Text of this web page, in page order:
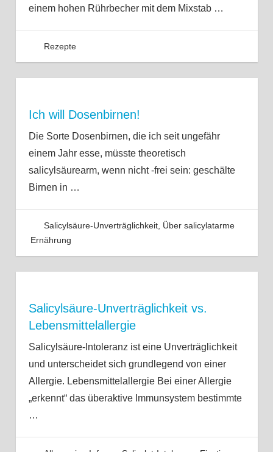
einem hohen Rührbecher mit dem Mixstab …
Rezepte
Ich will Dosenbirnen!
Die Sorte Dosenbirnen, die ich seit ungefähr
einem Jahr esse, müsste theoretisch
salicylsäurearm, wenn nicht -frei sein: geschälte
Birnen in …
Salicylsäure-Unverträglichkeit Über salicylatarme
Ernährung
Salicylsäure-Unverträglichkeit vs.
Lebensmittelallergie
Salicylsäure-Intoleranz ist eine Unverträglichkeit
und unterscheidet sich grundlegend von einer
Allergie. Lebensmittelallergie Bei einer Allergie
„erkennt“ das überaktive Immunsystem bestimmte
…